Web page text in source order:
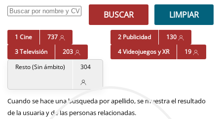
BUSCAR
LIMPIAR
1 Cine 737 2 Publicidad
130
3 Televisión
203 4 Videojuegos y XR
19
Resto (Sin ámbito)
304
Cuando se hace una búsqueda por apellido, se muestra el resultado
de la usuaria y de las personas relacionadas.